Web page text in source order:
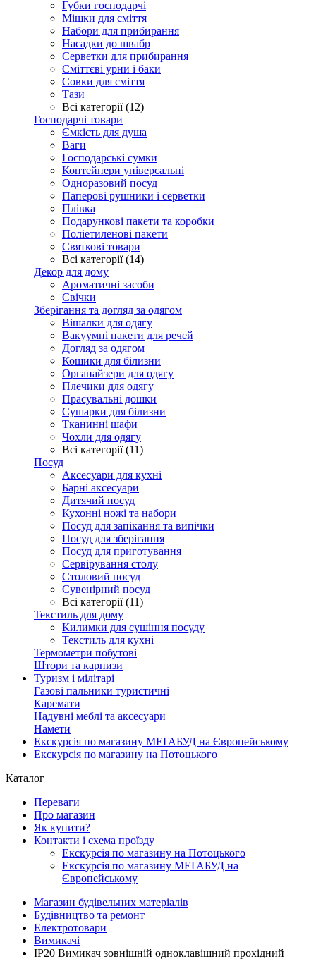
Губки господарчі
Мішки для сміття
Набори для прибирання
Насадки до швабр
Серветки для прибирання
Сміттєві урни і баки
Совки для сміття
Тази
Всі категорії (12)
Господарчі товари
Ємкість для душа
Ваги
Господарські сумки
Контейнери універсальні
Одноразовий посуд
Паперові рушники і серветки
Плівка
Подарункові пакети та коробки
Поліетиленові пакети
Святкові товари
Всі категорії (14)
Декор для дому
Ароматичні засоби
Свічки
Зберігання та догляд за одягом
Вішалки для одягу
Вакуумні пакети для речей
Догляд за одягом
Кошики для білизни
Органайзери для одягу
Плечики для одягу
Прасувальні дошки
Сушарки для білизни
Тканинні шафи
Чохли для одягу
Всі категорії (11)
Посуд
Аксесуари для кухні
Барні аксесуари
Дитячий посуд
Кухонні ножі та набори
Посуд для запікання та випічки
Посуд для зберігання
Посуд для приготування
Сервірування столу
Столовий посуд
Сувенірний посуд
Всі категорії (11)
Текстиль для дому
Килимки для сушіння посуду
Текстиль для кухні
Термометри побутові
Штори та карнизи
Туризм і мілітарі
Газові пальники туристичні
Каремати
Надувні меблі та аксесуари
Намети
Екскурсія по магазину МЕГАБУД на Європейському
Екскурсія по магазину на Потоцького
Каталог
Переваги
Про магазин
Як купити?
Контакти і схема проїзду
Екскурсія по магазину на Потоцького
Екскурсія по магазину МЕГАБУД на
Європейському
Магазин будівельних матеріалів
Будівництво та ремонт
Електротовари
Вимикачі
IP20 Вимикач зовнішній одноклавішний прохідний